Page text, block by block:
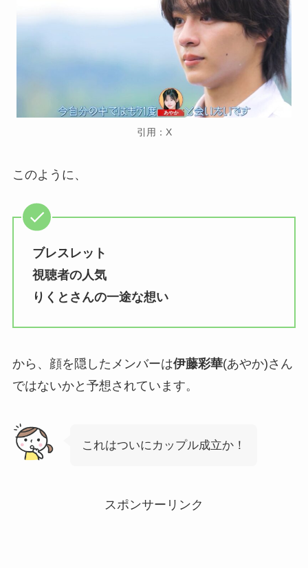
引用：X
このように、
ブレスレット
視聴者の人気
りくとさんの一途な想い
から、顔を隠したメンバーは伊藤彩華(あやか)さん
ではないかと予想されています。
これはついにカップル成立か！
スポンサーリンク